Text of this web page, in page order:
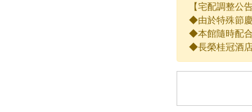
【宅配調整公告
◆由於特殊節
◆本館隨時配
◆長榮桂冠酒店